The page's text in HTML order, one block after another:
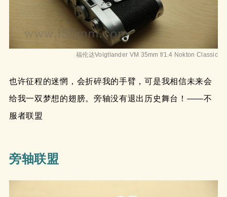
福伦达Voigtlander VM 35mm f/1.4 Nokton Classic
也许征程的迷惘，会折碎我的手臂，可是我相信未来会
给我一双梦想的翅膀。旁轴没有退出历史舞台！——不
服者联盟
旁轴联盟